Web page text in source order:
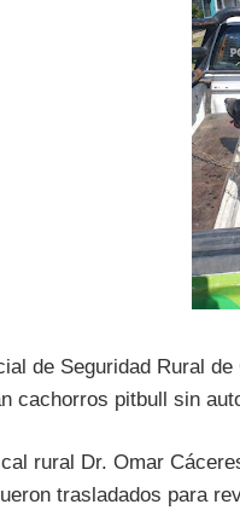
de Seguridad Rural
cachorros pitbull sin
rural Dr. Omar
trasladados para